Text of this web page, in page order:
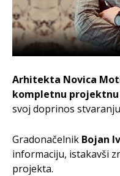
Arhitekta Novica
kompletnu
svoj doprinos
Gradonačelnik Bojan
informaciju, istakavši
projekta.